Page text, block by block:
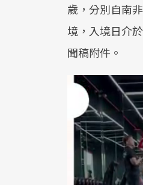
歲，分別自南
境，入境日介
聞稿附件。